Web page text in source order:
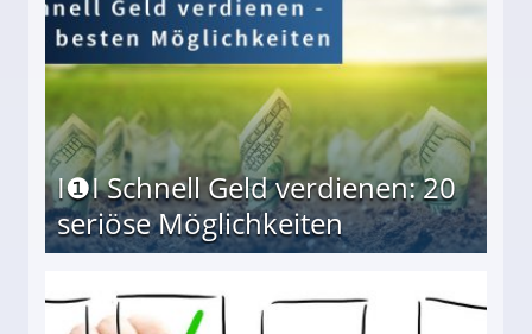
I❶I Schnell Geld verdienen: 20
seriöse Möglichkeiten